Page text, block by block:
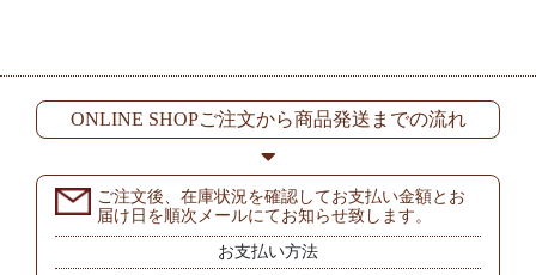
ONLINE SHOPご注文から商品発送までの流れ
ご注文後、在庫状況を確認してお支払い金額とお
届け日を順次メールにてお知らせ致します。
お支払い方法